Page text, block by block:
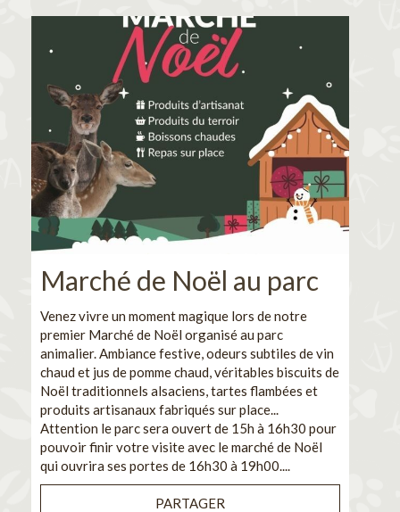
Marché de Noël au parc
Venez vivre un moment magique lors de notre
premier Marché de Noël organisé au parc
animalier. Ambiance festive, odeurs subtiles de vin
chaud et jus de pomme chaud, véritables biscuits de
Noël traditionnels alsaciens, tartes flambées et
produits artisanaux fabriqués sur place...
Attention le parc sera ouvert de 15h à 16h30 pour
pouvoir finir votre visite avec le marché de Noël
qui ouvrira ses portes de 16h30 à 19h00....
PARTAGER